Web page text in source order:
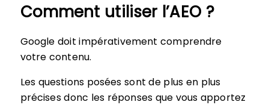
Comment utiliser l’AEO ?
Google doit impérativement comprendre
votre contenu.
Les questions posées sont de plus en plus
précises donc les réponses que vous apportez